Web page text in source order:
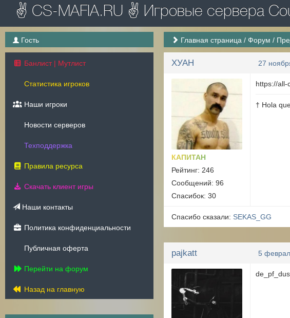
✌ CS-MAFIA.RU ✌ Игровые сервера
Гость
Банлист | Мутлист
Статистика игроков
Наши игроки
Новости серверов
Техподдержка
Правила ресурса
Скачать клиент игры
Наши контакты
Политика конфиденциальности
Публичная оферта
Перейти на форум
Назад на главную
Главная страница /Форум /
ХУАН 27
КАПИТАН
Рейтинг: 246
Сообщений: 96
Спасибок: 30
https://all-
† Hola
Спасибо сказали: SEKAS_GG
pajkatt 5